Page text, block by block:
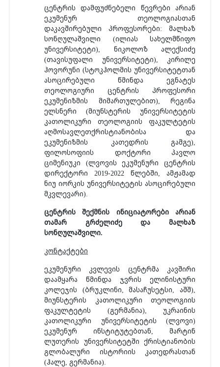
ცენტრის დამფუძნებელი წევრები არიან
ეკუმენურ თეოლოგიასთან
დაკავშირებული პროფესორები: მალხაზ
სონღულაშვილი (ილიას სახელმწიფო
უნივერსიტეტი), ნიკოლოზ ალექსიძე
(თავისუფალი უნივერსიტეტი), კირილე
ჰოვორუნი (სტოკჰოლმის უნივერსიტეტთან
ასოცირებული წმინდა ეგნატეს
თეოლოგიური ცენტრის პროფესორი
ეკუმენიზმის მიმართულებით), რეგინა
ელსნერი (მიუნსტერის უნივერსიტეტის
კათოლიკური თეოლოგიის ფაკულტეტის
აღმოსავლეთქრისტიანობისა და
ეკუმენიზმის კათედრის გამგე),
ფილოსოფიის დოქტორი პავლო
ციმენიუკი (ლვოვის ეკუმენური ცენტრის
დირექტორი 2019-2022 წლებში, ამჟამად
ნიუ იორკის უნივერსიტეტის ასოცირებული
მკვლევარი).
ცენტრის შექმნის ინიციატორები არიან
თამარ გრძელიძე და მალხაზ
სონღულაშვილი.
კონტაქტები
ეკუმენური კვლევის ცენტრმა კავშირი
დაამყარა წმინდა ჯვრის ელინისტური
კოლეჯის (ბრუკლინი, მასაჩუსეტსი, აშშ),
მიუნსტერის კათოლიკური თეოლოგიის
ფაკულტეტის (გერმანია), უკრაინის
კათოლიკური უნივერსიტეტის (ლვოვი)
ეკუმენურ ინსტიტუტებთან, მარტინ
ლუთერის უნივერსიტეტში ქრისტიანობის
გლობალური ისტორიის კათედრასთან
(ჰალე, გერმანია).